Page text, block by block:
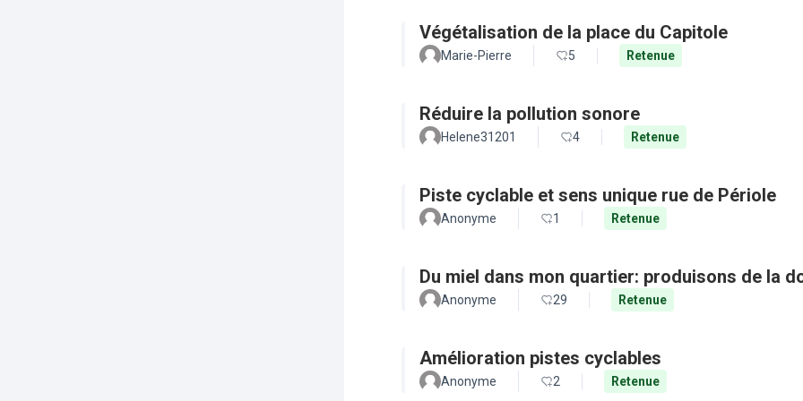
Végétalisation de la place du Capitole
Marie-Pierre 5 Retenue
Réduire la pollution sonore
Helene31201 4 Retenue
Piste cyclable et sens unique rue de Périole
Anonyme 1 Retenue
Du miel dans mon quartier: produisons de la
Anonyme 29 Retenue
Amélioration pistes cyclables
Anonyme 2 Retenue